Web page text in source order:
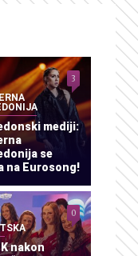
mediji:
se
na Eurosong!
3
nakon
0